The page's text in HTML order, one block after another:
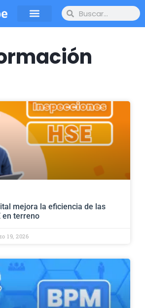
mejora la eficiencia de las
en terreno
19, 2026